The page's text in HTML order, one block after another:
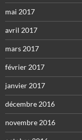
mai 2017
avril 2017
mars 2017
février 2017
janvier 2017
décembre 2016
novembre 2016